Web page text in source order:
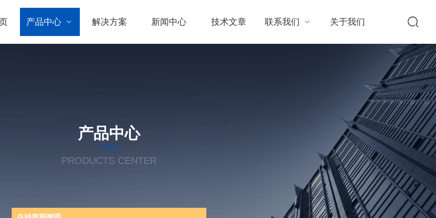
产品中心 解决方案 新闻中心 技术文章 联系我们 关于我们
产品中心
PRODUCTS CENTER